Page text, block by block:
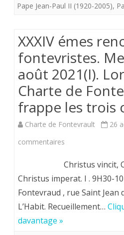
paroisses”
Paul
VI.
(
Pape Jean-Paul II (1920-2005),
XXXIV émes
fontevristes.
août 2021(I).
Charte de
frappe les trois
Charte de Fontevrault 26
commentaires
émes
rencontres
fontevristes.
Christus vincit,
Christus imperat. I . 9H30-
Fontevraud , rue Saint Jean
L’Habit. Recueillement…
davantage »